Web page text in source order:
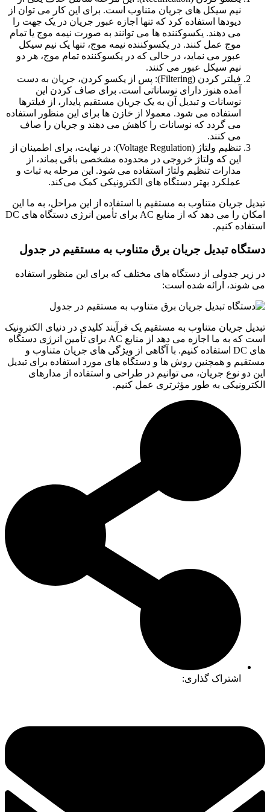
نیم ‌سیکل ‌های جریان متناوب است. برای این کار می ‌توان از
دیودها استفاده کرد که تنها اجازه عبور جریان در یک جهت را
می ‌دهند. یکسوکننده ‌ها می ‌توانند به ‌صورت نیمه‌ موج یا تمام
‌موج عمل کنند. در یکسوکننده نیمه ‌موج، تنها یک نیم ‌سیکل
عبور می‌ نماید، در حالی که در یکسوکننده تمام ‌موج، هر دو
نیم‌ سیکل عبور می‌ کنند.
فیلتر کردن (Filtering): پس از یکسو کردن، جریان به دست
آمده هنوز دارای نوساناتی است. برای صاف کردن این
نوسانات و تبدیل آن به یک جریان مستقیم پایدار، از فیلترها
استفاده می ‌شود. معمولا از خازن ‌ها برای این منظور استفاده
می ‌گردد که نوسانات را کاهش می ‌دهند و جریان را صاف
می‌ کنند.
تنظیم ولتاژ (Voltage Regulation): در نهایت، برای اطمینان از
این که ولتاژ خروجی در محدوده مشخصی باقی بماند، از
مدارات تنظیم ولتاژ استفاده می ‌شود. این مرحله به ثبات و
عملکرد بهتر دستگاه ‌های الکترونیکی کمک می‌کند.
تبدیل جریان متناوب به مستقیم با استفاده از این مراحل، به ما این
امکان را می ‌دهد که از منابع AC برای تأمین انرژی دستگاه‌ های DC
استفاده کنیم.
دستگاه تبدیل جریان برق متناوب به مستقیم در جدول
در زیر جدولی از دستگاه‌ های مختلف که برای این منظور استفاده
می ‌شوند، ارائه شده است:
تبدیل جریان متناوب به مستقیم یک فرآیند کلیدی در دنیای الکترونیک
است که به ما اجازه می ‌دهد از منابع AC برای تأمین انرژی دستگاه
‌های DC استفاده کنیم. با آگاهی از ویژگی ‌های جریان متناوب و
مستقیم و همچنین روش‌ ها و دستگاه ‌های مورد استفاده برای تبدیل
این دو نوع جریان، می ‌توانیم در طراحی و استفاده از مدارهای
الکترونیکی به ‌طور مؤثرتری عمل کنیم.
اشتراک گذاری: